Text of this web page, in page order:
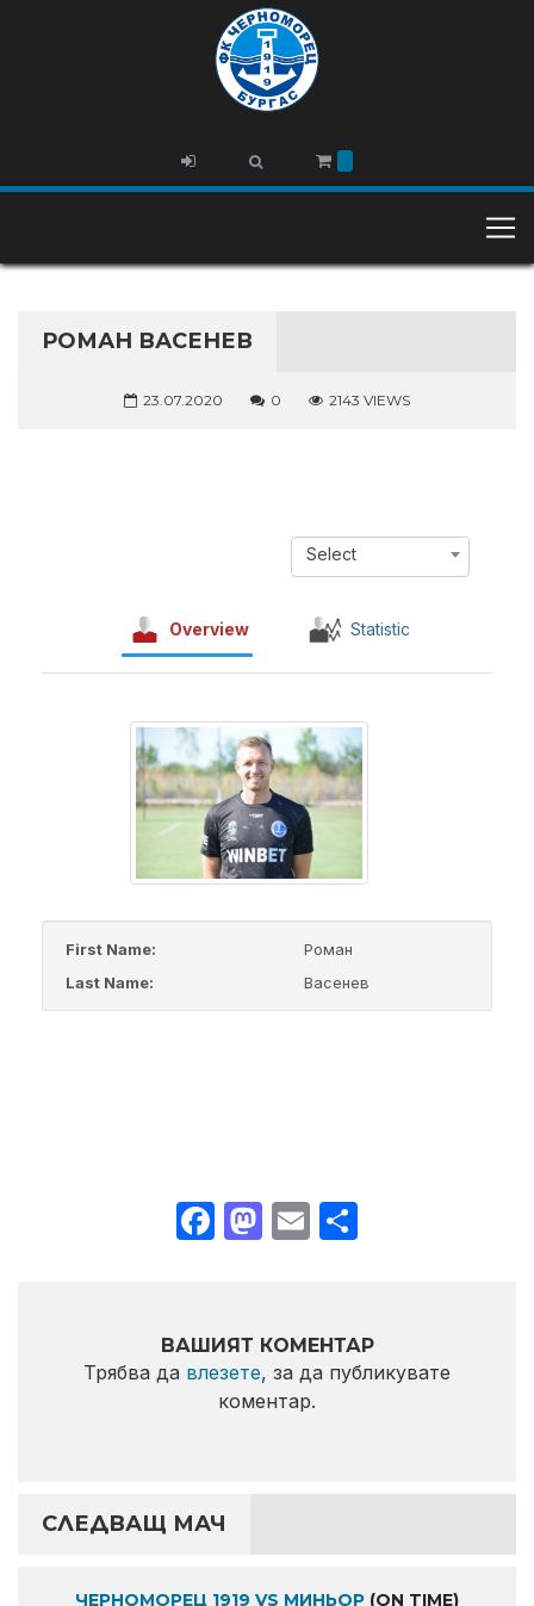
РОМАН ВАСЕНЕВ
23.07.2020 0 2143 VIEWS
Select
Overview Statistic
First Name:
Роман
Last Name:
Васенев
Facebook
Mastodon
Email
ВАШИЯТ КОМЕНТАР
Трябва да влезете, за да публикувате
коментар.
СЛЕДВАЩ МАЧ
ЧЕРНОМОРЕЦ 1919 VS МИНЬОР (ON TIME)